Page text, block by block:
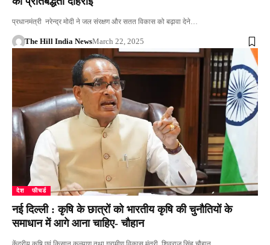
प्रधानमंत्री नरेन्द्र मोदी ने जल संरक्षण और सतत विकास को बढ़ावा देने…
The Hill India NewsMarch 22, 2025
देश फीचर्ड
नई दिल्ली : कृषि के छात्रों को भारतीय कृषि की चुनौतियों के
समाधान में आगे आना चाहिए- चौहान